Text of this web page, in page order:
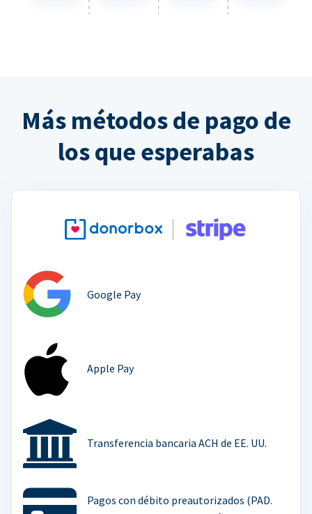
Más métodos de pago de
los que esperabas
Google Pay
Apple Pay
Transferencia bancaria ACH de EE. UU.
Pagos con débito preautorizados (PAD.